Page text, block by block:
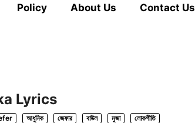
Policy About Us Contact Us
Lyrics
আধুনিক জেফার বাউল মুজা লোকগীতি